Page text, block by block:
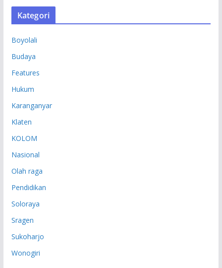
S
Kategori
Boyolali
Budaya
Features
Hukum
Karanganyar
Klaten
KOLOM
Nasional
Olah raga
Pendidikan
Soloraya
Sragen
Sukoharjo
Wonogiri